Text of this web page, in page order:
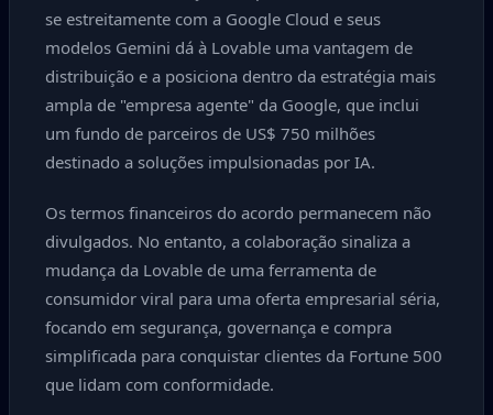
se estreitamente com a Google Cloud e seus
modelos Gemini dá à Lovable uma vantagem de
distribuição e a posiciona dentro da estratégia mais
ampla de "empresa agente" da Google, que inclui
um fundo de parceiros de US$ 750 milhões
destinado a soluções impulsionadas por IA.
Os termos financeiros do acordo permanecem não
divulgados. No entanto, a colaboração sinaliza a
mudança da Lovable de uma ferramenta de
consumidor viral para uma oferta empresarial séria,
focando em segurança, governança e compra
simplificada para conquistar clientes da Fortune 500
que lidam com conformidade.